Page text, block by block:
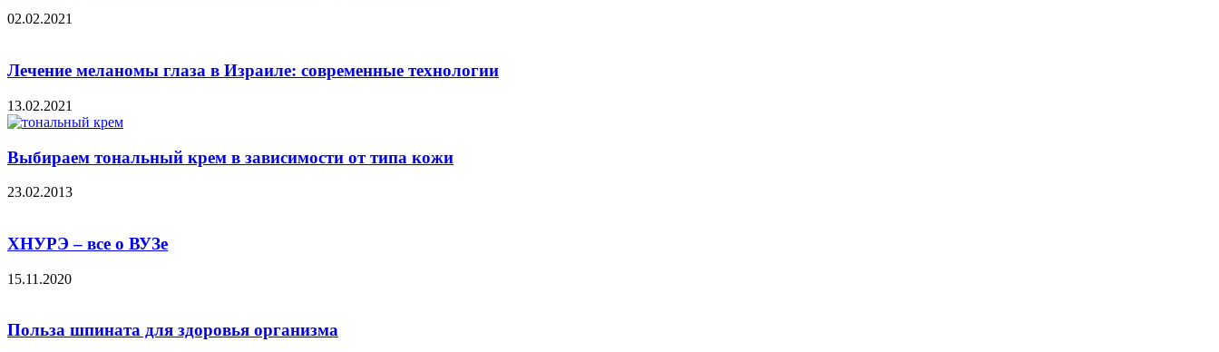
02.02.2021
Лечение меланомы глаза в Израиле: современные технологии
13.02.2021
Выбираем тональный крем в зависимости от типа кожи
23.02.2013
ХНУРЭ – все о ВУЗе
15.11.2020
Польза шпината для здоровья организма